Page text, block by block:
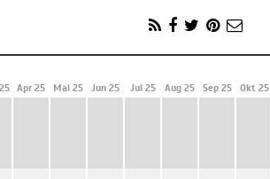
Apr 25 Mai 25 Jun 25 Jul 25 Aug 25 Sep 25 Okt 25